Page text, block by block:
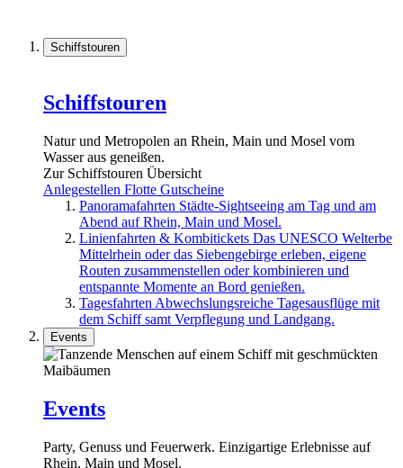
Schiffstouren
Schiffstouren
Natur und Metropolen an Rhein, Main und Mosel vom
Wasser aus geneißen.
Zur Schiffstouren Übersicht
Anlegestellen Flotte Gutscheine
Panoramafahrten Städte-Sightseeing am Tag und am
Abend auf Rhein, Main und Mosel.
Linienfahrten & Kombitickets Das UNESCO Welterbe
Mittelrhein oder das Siebengebirge erleben, eigene
Routen zusammenstellen oder kombinieren und
entspannte Momente an Bord genießen.
Tagesfahrten Abwechslungsreiche Tagesausflüge mit
dem Schiff samt Verpflegung und Landgang.
Events
Events
Party, Genuss und Feuerwerk. Einzigartige Erlebnisse auf
Rhein, Main und Mosel.